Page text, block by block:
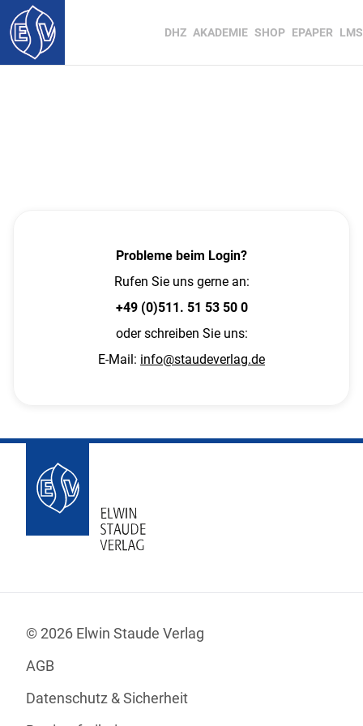
DHZ AKADEMIE SHOP EPAPER LMS
Probleme beim Login?
Rufen Sie uns gerne an:
+49 (0)511. 51 53 50 0
oder schreiben Sie uns:
E-Mail: info@staudeverlag.de
© 2026 Elwin Staude Verlag
AGB
Datenschutz & Sicherheit